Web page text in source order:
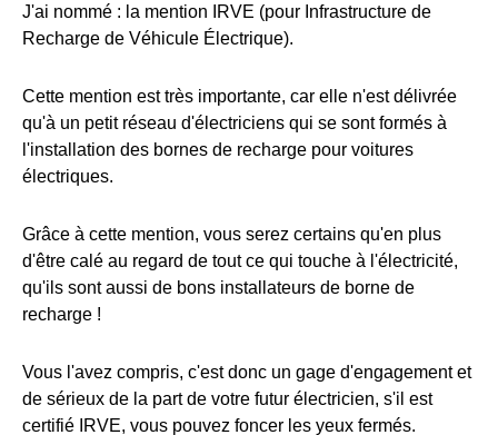
J'ai nommé : la mention IRVE (pour Infrastructure de
Recharge de Véhicule Électrique).
Cette mention est très importante, car elle n'est délivrée
qu'à un petit réseau d'électriciens qui se sont formés à
l'installation des bornes de recharge pour voitures
électriques.
Grâce à cette mention, vous serez certains qu'en plus
d'être calé au regard de tout ce qui touche à l'électricité,
qu'ils sont aussi de bons installateurs de borne de
recharge !
Vous l'avez compris, c'est donc un gage d'engagement et
de sérieux de la part de votre futur électricien, s'il est
certifié IRVE, vous pouvez foncer les yeux fermés.